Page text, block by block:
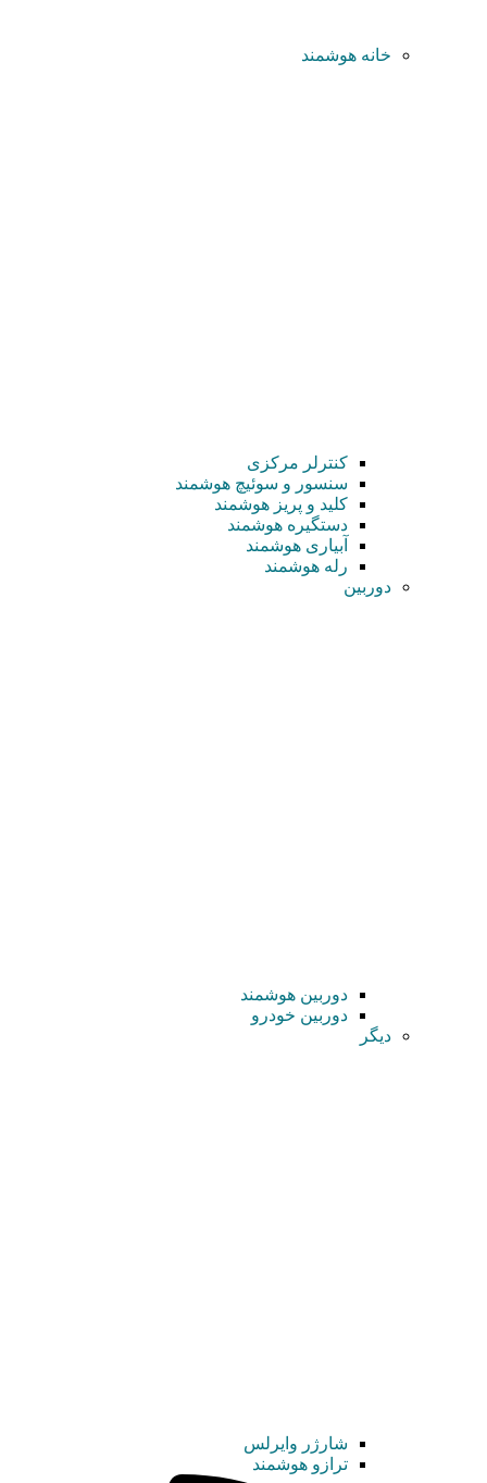
خانه هوشمند
کنترلر مرکزی
سنسور و سوئیچ هوشمند
کلید و پریز هوشمند
دستگیره هوشمند
آبیاری هوشمند
رله هوشمند
دوربین
دوربین هوشمند
دوربین خودرو
دیگر
شارژر وایرلس
ترازو هوشمند